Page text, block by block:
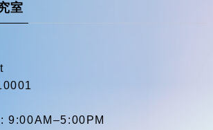
室
9:00AM–5:00PM